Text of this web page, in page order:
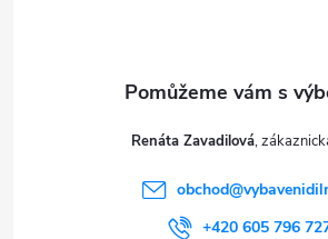
Renáta Zavadilová
obchod@
+420 605 796